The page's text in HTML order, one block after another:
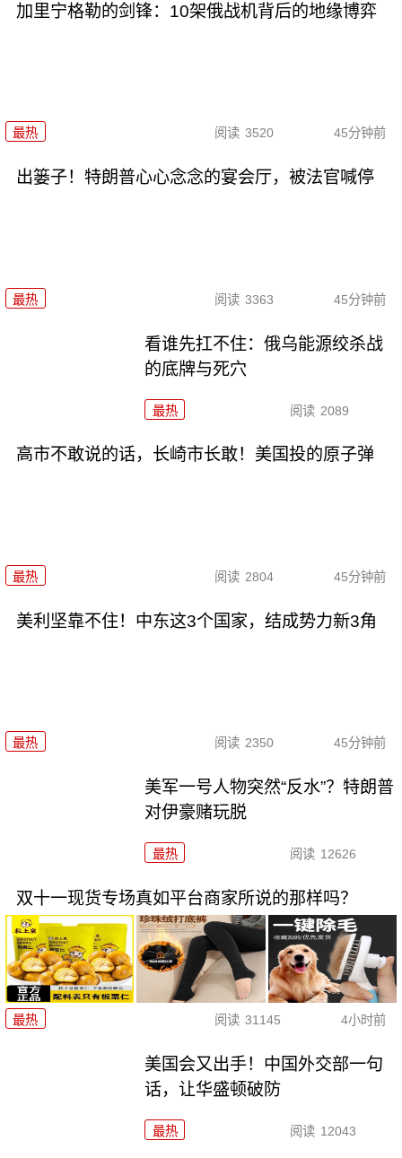
加里宁格勒的剑锋：10架俄战机背后的地缘博弈
最热 阅读 3520 45分钟前
出篓子！特朗普心心念念的宴会厅，被法官喊停
最热 阅读 3363 45分钟前
看谁先扛不住：俄乌能源绞杀战
的底牌与死穴
最热 阅读 2089
高市不敢说的话，长崎市长敢！美国投的原子弹
最热 阅读 2804 45分钟前
美利坚靠不住！中东这3个国家，结成势力新3角
最热 阅读 2350 45分钟前
美军一号人物突然“反水”？特朗普
对伊豪赌玩脱
最热 阅读 12626
双十一现货专场真如平台商家所说的那样吗？
最热 阅读 31145 4小时前
美国会又出手！中国外交部一句
话，让华盛顿破防
最热 阅读 12043